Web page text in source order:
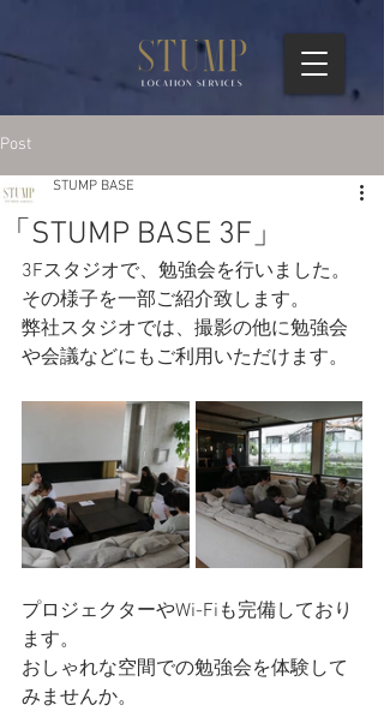
Post
「STUMP BASE 3F」
STUMP BASE
3Fスタジオで、勉強会を行いました。
その様子を一部ご紹介致します。
弊社スタジオでは、撮影の他に勉強会
や会議などにもご利用いただけます。
プロジェクターやWi-Fiも完備しており
ます。
おしゃれな空間での勉強会を体験して
みませんか。